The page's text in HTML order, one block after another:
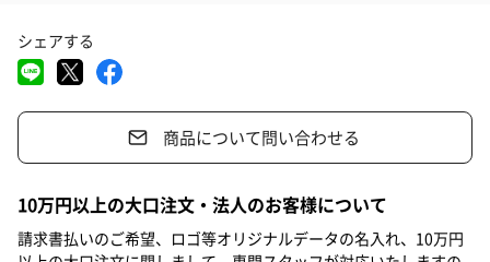
ヨーロピアンブランドのD&X LONDONは、リーズナブルなのに洗
練されたデザインが魅力。シンプルながらもかわいらしく、首も
２つのカラーをご用意
シェアする
商品について問い合わせる
10万円以上の大口注文・法人のお客様について
請求書払いのご希望、ロゴ等オリジナルデータの名入れ、10万円